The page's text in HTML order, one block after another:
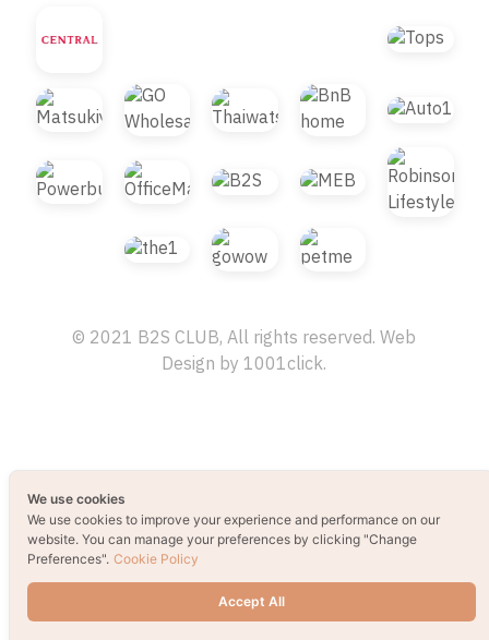
We use cookies
We use cookies to improve your experience and performance on our
website. You can manage your preferences by clicking "Change
Preferences". Cookie Policy
Accept All